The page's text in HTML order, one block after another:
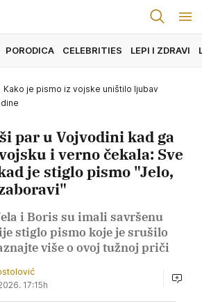
PORODICA CELEBRITIES LEPI I ZDRAVI
Kako je pismo iz vojske uništilo ljubav
par u Vojvodini kad ga
i verno čekala: Sve
je stiglo pismo "Jelo,
i Boris su imali savršenu
stiglo pismo koje je srušilo
više o ovoj tužnoj priči
17:15h